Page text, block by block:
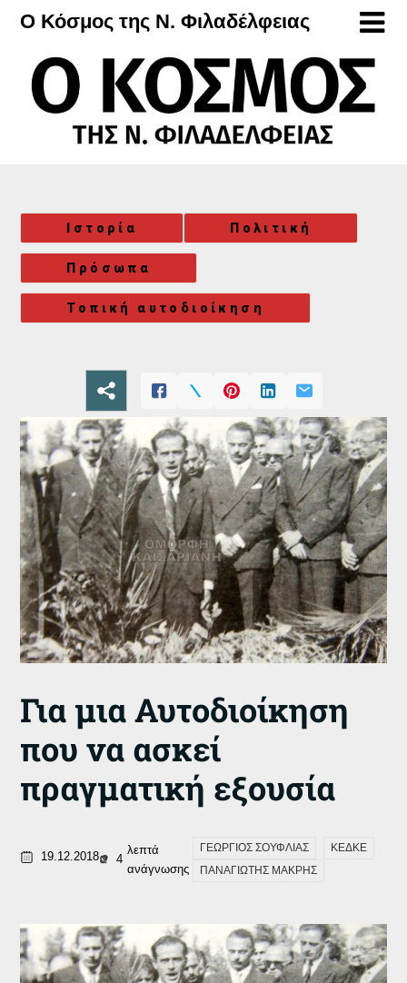
Μετάβαση
περιεχόμενο
Ο Κόσμος της Ν. Φιλαδέλφειας
Ιστορία Πολιτική
Πρόσωπα
Τοπική αυτοδιοίκηση
Για μια Αυτοδιοίκηση
που να ασκεί
πραγματική εξουσία
19.12.2018 4
λεπτά
ανάγνωσης
ΓΕΩΡΓΙΟΣ ΣΟΥΦΛΙΑΣ
ΚΕΔΚΕ
ΠΑΝΑΓΙΩΤΗΣ ΜΑΚΡΗΣ